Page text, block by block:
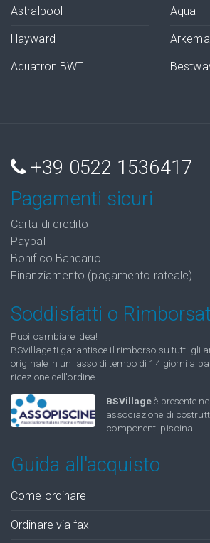
Astralpool
Hayward
Aquatron BWT
Aqua
Arkema
+39 0522 1536417
Pagamenti sicuri
Carta di credito
Paypal
Bonifico Bancario
Finanziamento (pagamento rateale)
Soddisfatti o
Puoi cambiare idea!
BSVillage ti garantisce il rimborso su tutti gli
originale in un lasso di tempo di 14 giorni a
ricezione dell'ordine.
BSVillageè presente
associazione di
componenti piscina.
Guida all'acquisto
Come ordinare
Ordinare via fax